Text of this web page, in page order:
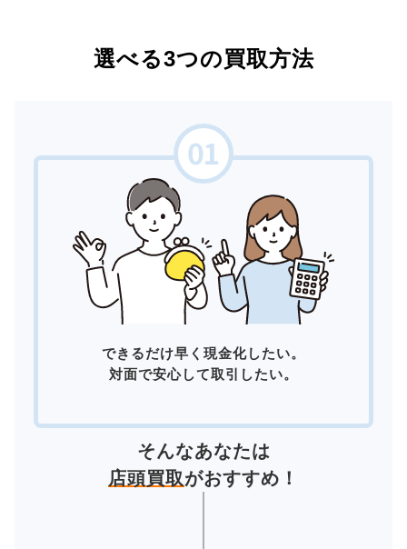
選べる3つの買取方法
できるだけ早く現金化したい。
対面で安心して取引したい。
そんなあなたは
店頭買取がおすすめ！